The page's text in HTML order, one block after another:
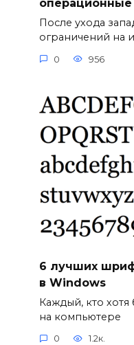
После ухода
ограничений на
0 956
6 лучших
в Windows
Каждый, кто хотя
на компьютере
0 1.2к.